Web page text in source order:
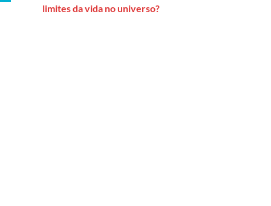
acessar todo o dossiê Intoxicações – Ciatox
limites da vida no universo?